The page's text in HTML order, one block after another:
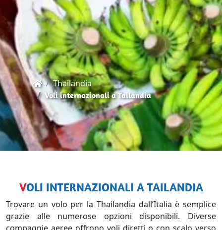
Thailandia
Voli internazionali a Tailandia
VOLI INTERNAZIONALI A TAILANDIA
Trovare un volo per la Thailandia dall’Italia è semplice
grazie alle numerose opzioni disponibili. Diverse